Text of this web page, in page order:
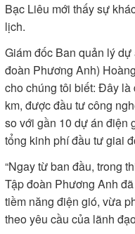
Bạc Liêu mới thấy sự
lịch.
Giám đốc Ban quản lý
đoàn Phương Anh)
cho chúng tôi biết: Ðây
km, được đầu tư công
so với gần 10 dự án điện
tổng kinh phí đầu tư giai
“Ngay từ ban đầu, trong
Tập đoàn Phương Anh
tiềm năng điện gió, vừa
theo yêu cầu của lãnh